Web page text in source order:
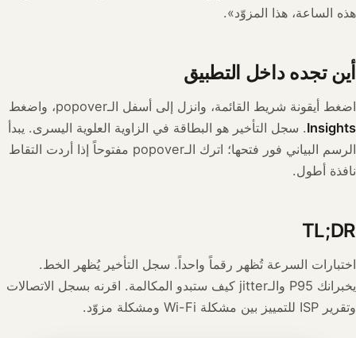
هذه الساعة، هذا المزوّد».
أين تجده داخل التطبيق
اضغط أيقونة شريط القائمة، وانزل إلى أسفل الـpopover، واضغط
Insights. سجل التأخير هو البطاقة في الزاوية العلوية اليسرى. يبدأ
الرسم البياني فور فتحها؛ اترك الـpopover مفتوحاً إذا أردت التقاط
نافذة أطول.
TL;DR
اختبارات السرعة تُظهر رقماً واحداً. سجل التأخير يُظهر الخط.
يخبرانك P95 والـjitter كيف ستبدو المكالمة. اقرنه بسجل الاتصالات
وتقرير ISP للتمييز بين مشكلة Wi-Fi ومشكلة مزوّد.